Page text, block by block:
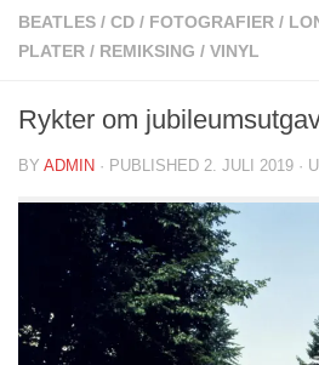
BEATLES / CD / FOTOGRAFIER /
PLATER / REMIKSING / VINYL
Rykter om
BY ADMIN · PUBLISHED 2. JULI 2019 ·